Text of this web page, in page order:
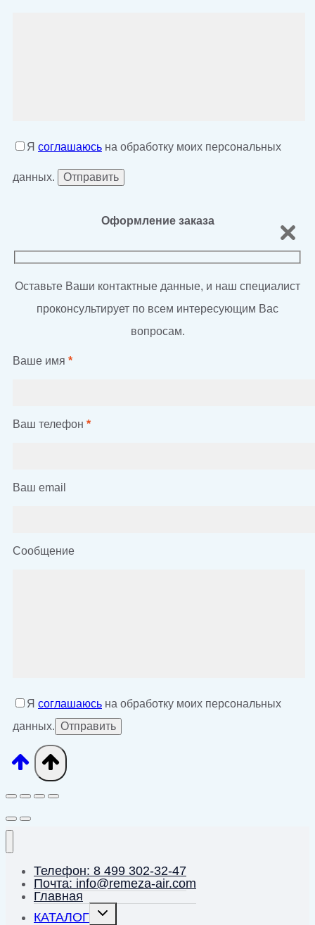
Я соглашаюсь на обработку моих персональных
данных.
Оформление заказа
Оставьте Ваши контактные данные, и наш специалист
проконсультирует по всем интересующим Вас
вопросам.
Ваше имя *
Ваш телефон *
Ваш email
Сообщение
Я соглашаюсь на обработку моих персональных
данных.
Телефон: 8 499 302-32-47
Почта: info@remeza-air.com
Главная
КАТАЛОГ
Переключить